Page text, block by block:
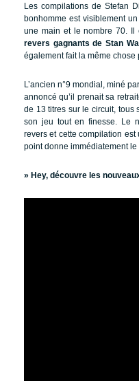
Les compilations de Stefan
bonhomme est visiblement
une main et le nombre 70. Il
revers gagnants de Stan
également fait la même chose
L’ancien n°9 mondial, miné
annoncé qu’il prenait sa
de 13 titres sur le circuit, tous
son jeu tout en finesse. Le
revers et cette compilation
point donne immédiatement le
» Hey, découvre les